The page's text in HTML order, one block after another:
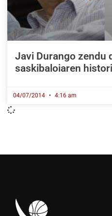
Javi Durango zendu
saskibaloiaren
04/07/2014 4:16 am